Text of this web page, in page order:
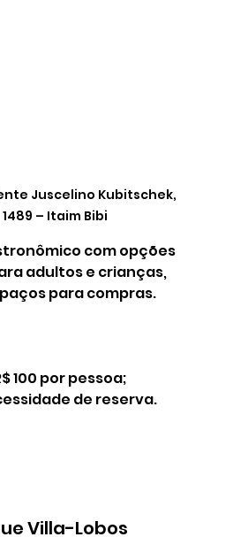
Juscelino Kubitschek,
1489 – Itaim Bibi
com opções
adultos e crianças,
para compras.
100 por pessoa;
de reserva.
Villa-Lobos